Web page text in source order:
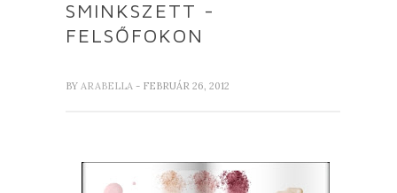
SMINKSZETT -
FELSŐFOKON
BY ARABELLA - FEBRUÁR 26, 2012